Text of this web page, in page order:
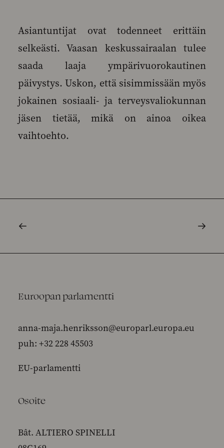
Asiantuntijat ovat todenneet erittäin
selkeästi. Vaasan keskussairaalan tulee
saada laaja ympärivuorokautinen
päivystys. Uskon, että sisimmissään myös
jokainen sosiaali- ja terveysvaliokunnan
jäsen tietää, mikä on ainoa oikea
vaihtoehto.
Euroopan parlamentti
anna-maja.henriksson@europarl.europa.eu
puh: +32 228 45503
EU-parlamentti
Osoite
Bât. ALTIERO SPINELLI